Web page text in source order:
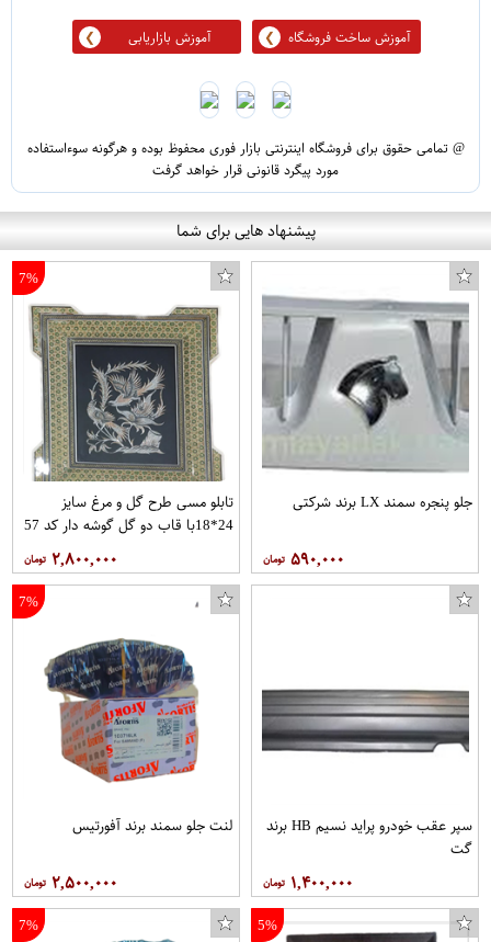
آموزش ساخت فروشگاه آموزش بازاریابی
@ تمامی حقوق برای فروشگاه اینترنتی بازار فوری محفوظ بوده و هرگونه سوءاستفاده
مورد پیگرد قانونی قرار خواهد گرفت
پیشنهاد هایی برای شما
جلو پنجره سمند LX برند شرکتی
۵۹۰,۰۰۰
7%
تابلو مسی طرح گل و مرغ سایز
24*18با قاب دو گل گوشه دار کد 57
۲,۸۰۰,۰۰۰
سپر عقب خودرو پراید نسیم HB برند
گت
۱,۴۰۰,۰۰۰
7%
لنت جلو سمند برند آفورتیس
۲,۵۰۰,۰۰۰
5%
7%